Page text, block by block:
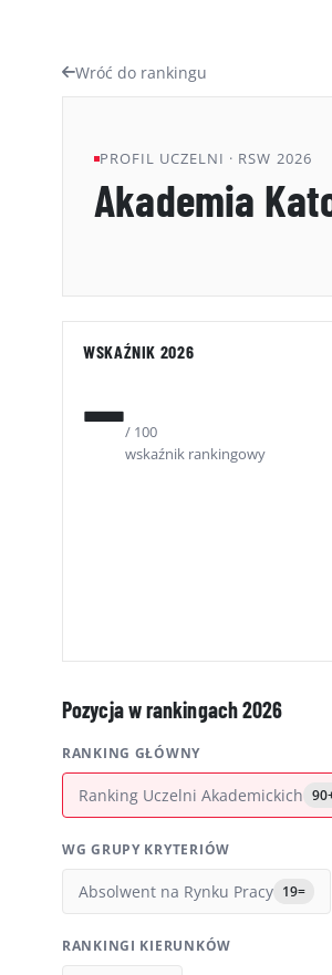
Wróć do rankingu
PROFIL UCZELNI · RSW 2026
Akademia
WSKAŹNIK 2026
—/ 100
wskaźnik rankingowy
Pozycja w rankingach 2026
RANKING GŁÓWNY
Ranking Uczelni Akademickich
WG GRUPY KRYTERIÓW
Absolwent na Rynku Pracy 19=
RANKINGI KIERUNKÓW